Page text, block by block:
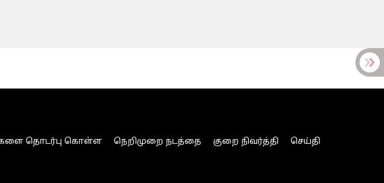
தொடர்பு கொள்ள நெறிமுறை நடத்தை குறை நிவர்த்தி
செய்தி